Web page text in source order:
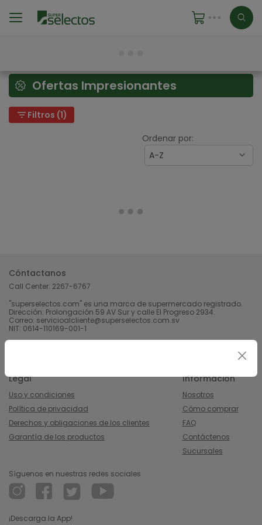
Ofertas Impresionantes
filter_list Filtros (1)
Ordenar por:
A-Z
Cóntactanos
Call Center: 2267-6767
"superselectos.com" es una marca de supermercado registrado.
Dirección: Prolongación 59 AV Sur y calle El Progreso 2934.
Correo: servicioalcliente@superselectos.com.sv
NIT: 0614-110169-001-1
Legal
Uso y condiciones
Política de privacidad
Derechos y obligaciones de los clientes
Garantía de los productos
Información
Nosotros
Cómo comprar
FAQ
Contáctenos
Sucursales
Síguenos en nuestras redes sociales
¡Descarga la App!